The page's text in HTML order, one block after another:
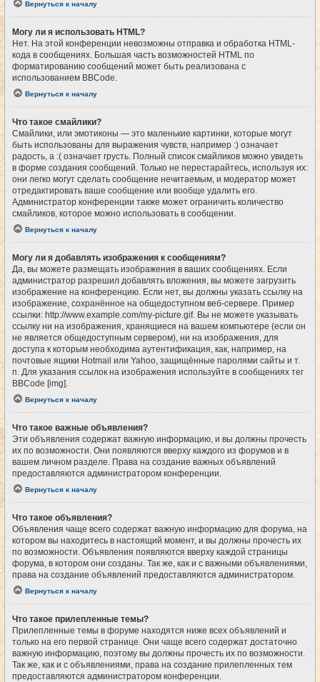
Вернуться к началу
Могу ли я использовать HTML?
Нет. На этой конференции невозможны отправка и обработка HTML-
кода в сообщениях. Большая часть возможностей HTML по
форматированию сообщений может быть реализована с
использованием BBCode.
Вернуться к началу
Что такое смайлики?
Смайлики, или эмотиконы — это маленькие картинки, которые могут
быть использованы для выражения чувств, например :) означает
радость, а :( означает грусть. Полный список смайликов можно увидеть
в форме создания сообщений. Только не перестарайтесь, используя их:
они легко могут сделать сообщение нечитаемым, и модератор может
отредактировать ваше сообщение или вообще удалить его.
Администратор конференции также может ограничить количество
смайликов, которое можно использовать в сообщении.
Вернуться к началу
Могу ли я добавлять изображения к сообщениям?
Да, вы можете размещать изображения в ваших сообщениях. Если
администратор разрешил добавлять вложения, вы можете загрузить
изображение на конференцию. Если нет, вы должны указать ссылку на
изображение, сохранённое на общедоступном веб-сервере. Пример
ссылки: http://www.example.com/my-picture.gif. Вы не можете указывать
ссылку ни на изображения, хранящиеся на вашем компьютере (если он
не является общедоступным сервером), ни на изображения, для
доступа к которым необходима аутентификация, как, например, на
почтовые ящики Hotmail или Yahoo, защищённые паролями сайты и т.
п. Для указания ссылок на изображения используйте в сообщениях тег
BBCode [img].
Вернуться к началу
Что такое важные объявления?
Эти объявления содержат важную информацию, и вы должны прочесть
их по возможности. Они появляются вверху каждого из форумов и в
вашем личном разделе. Права на создание важных объявлений
предоставляются администратором конференции.
Вернуться к началу
Что такое объявления?
Объявления чаще всего содержат важную информацию для форума, на
котором вы находитесь в настоящий момент, и вы должны прочесть их
по возможности. Объявления появляются вверху каждой страницы
форума, в котором они созданы. Так же, как и с важными объявлениями,
права на создание объявлений предоставляются администратором.
Вернуться к началу
Что такое прилепленные темы?
Прилепленные темы в форуме находятся ниже всех объявлений и
только на его первой странице. Они чаще всего содержат достаточно
важную информацию, поэтому вы должны прочесть их по возможности.
Так же, как и с объявлениями, права на создание прилепленных тем
предоставляются администратором конференции.